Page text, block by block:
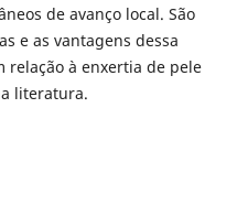
de avanço local. São
e as vantagens dessa
relação à enxertia de pele
literatura.